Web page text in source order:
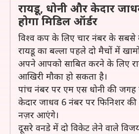
रायडू, धोनी और केदार
होगा मिडिल ऑर्डर
विश्व कप के लिए चार नंबर के सबसे
रायडू का बल्ला पहले दो मैचों में
अपने आपको साबित करने के लिए
आखिरी मौका हो सकता है।
पांच नंबर पर एम एस धोनी की जगह
केदार जाधव 6 नंबर पर फिनिशर की
नज़र आएंगे।
दूसरे वनडे में दो विकेट लेने वाले